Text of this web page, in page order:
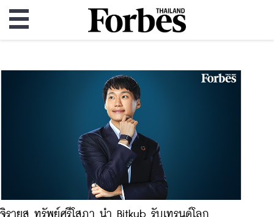
จิรายุส ทรัพย์ศรีโสภา นำ Bitkub รับเทรนด์โลก